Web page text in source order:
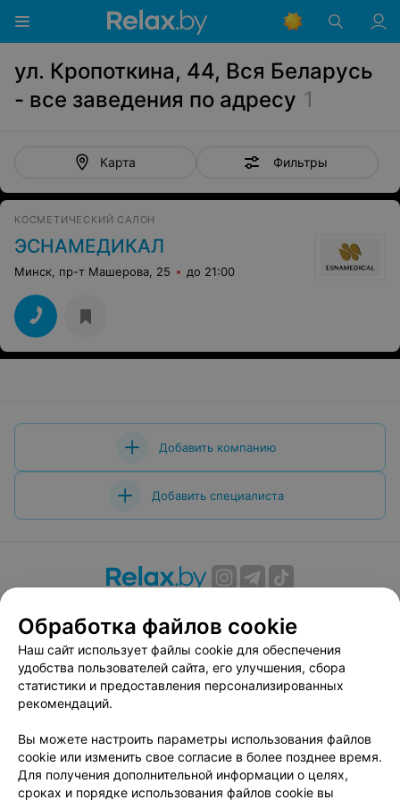
ул. Кропоткина, 44, Вся Беларусь
- все заведения по адресу 1
Карта Фильтры
КОСМЕТИЧЕСКИЙ САЛОН
ЭСНАМЕДИКАЛ
Минск, пр-т Машерова, 25 до 21:00
Добавить компанию
Добавить специалиста
Вакансии
Публичный договор
Способы оплаты
Публичный договор по использованию сервиса
«Афиша»
Пользовательское соглашение
Связаться по вопросам сотрудничества
Написать руководителю relax.by
Обработка файлов cookie
Наш сайт использует файлы cookie для обеспечения
удобства пользователей сайта, его улучшения, сбора
статистики и предоставления персонализированных
рекомендаций.
Вы можете настроить параметры использования файлов
cookie или изменить свое согласие в более позднее время.
Для получения дополнительной информации о целях,
сроках и порядке использования файлов cookie вы